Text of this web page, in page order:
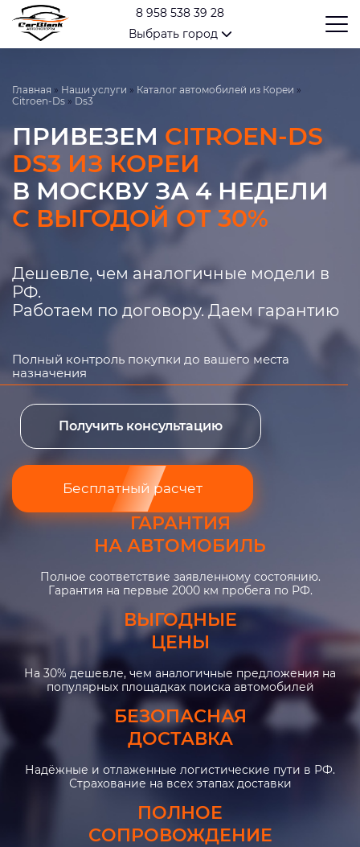
8 958 538 39 28
Выбрать город
Главная » Наши услуги » Каталог автомобилей из Кореи »
Citroen-Ds » Ds3
ПРИВЕЗЕМ CITROEN-DS
DS3 ИЗ КОРЕИ
В МОСКВУ ЗА 4 НЕДЕЛИ
С ВЫГОДОЙ ОТ 30%
Дешевле, чем аналогичные модели в
РФ.
Работаем по договору. Даем гарантию
Полный контроль покупки до вашего места
назначения
Получить консультацию
Бесплатный расчет
ГАРАНТИЯ
НА АВТОМОБИЛЬ
Полное соответствие заявленному состоянию.
Гарантия на первые 2000 км пробега по РФ.
ВЫГОДНЫЕ
ЦЕНЫ
На 30% дешевле, чем аналогичные предложения на
популярных площадках поиска автомобилей
БЕЗОПАСНАЯ
ДОСТАВКА
Надёжные и отлаженные логистические пути в РФ.
Страхование на всех этапах доставки
ПОЛНОЕ
СОПРОВОЖДЕНИЕ